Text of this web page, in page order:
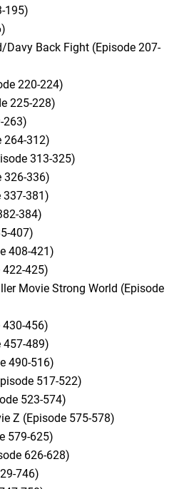
195)
Davy Back Fight (Episode 207-
220-224)
225-228)
263)
264-312)
313-325)
326-336)
337-381)
384)
407)
408-421)
422-425)
Movie Strong World (Episode
430-456)
457-489)
490-516)
517-522)
523-574)
Z (Episode 575-578)
579-625)
626-628)
746)